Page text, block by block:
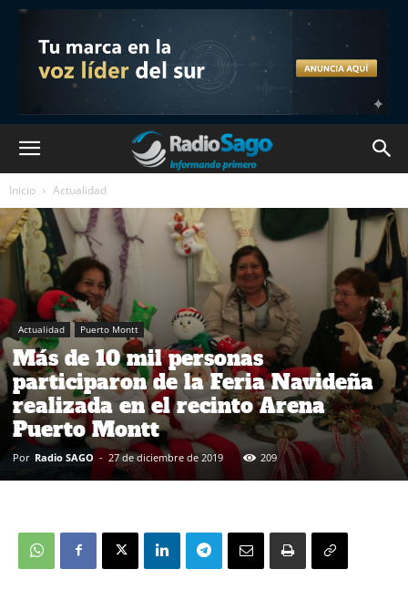
Inicio Actualidad
Actualidad Puerto Montt
Más de 10 mil personas
participaron de la Feria Navideña
realizada en el recinto Arena
Puerto Montt
Por Radio SAGO - 27 de diciembre de 2019 209